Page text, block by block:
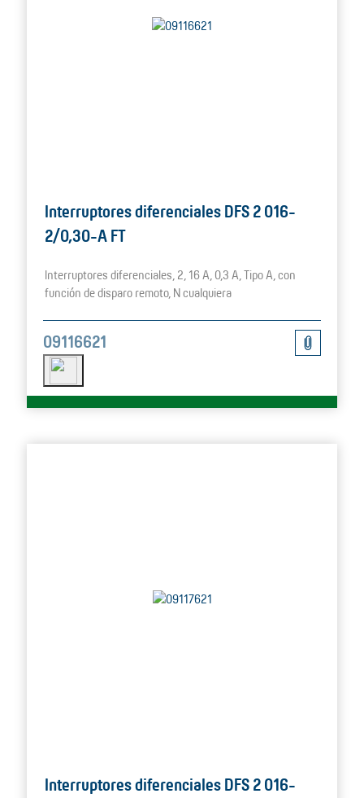
Interruptores diferenciales DFS 2 016-
2/0,30-A FT
Interruptores diferenciales, 2, 16 A, 0,3 A, Tipo A, con
función de disparo remoto, N cualquiera
09116621
Interruptores diferenciales DFS 2 016-